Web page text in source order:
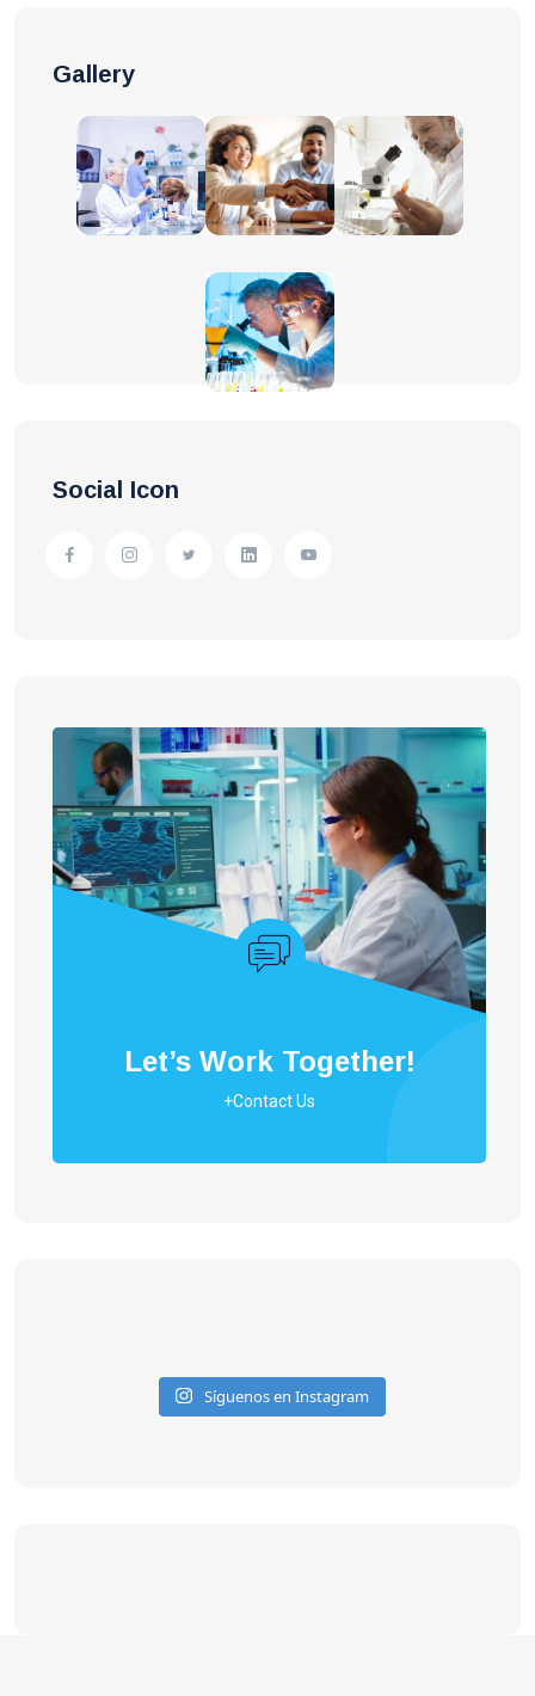
Gallery
Social Icon
Let’s Work Together!
+Contact Us
Síguenos en Instagram